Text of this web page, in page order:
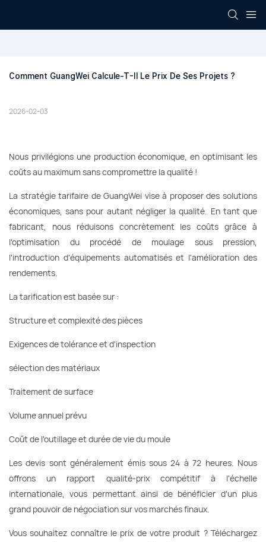
Comment GuangWei Calcule-T-Il Le Prix De Ses Projets ?
2026-02-03
Nous privilégions une production économique, en optimisant les
coûts au maximum sans compromettre la qualité !
La stratégie tarifaire de GuangWei vise à proposer des solutions
économiques, sans pour autant négliger la qualité. En tant que
fabricant, nous réduisons concrètement les coûts grâce à
l'optimisation du procédé de moulage sous pression,
l'introduction d'équipements automatisés et l'amélioration des
rendements.
La tarification est basée sur :
Structure et complexité des pièces
Exigences de tolérance et d'inspection
sélection des matériaux
Traitement de surface
Volume annuel prévu
Coût de l'outillage et durée de vie du moule
Les devis sont généralement émis sous 24 à 72 heures. Nous
offrons un rapport qualité-prix compétitif à l'échelle
internationale, vous permettant ainsi de bénéficier d'un plus
grand pouvoir de négociation sur vos marchés finaux.
Vous souhaitez connaître le prix de votre produit ? Téléchargez